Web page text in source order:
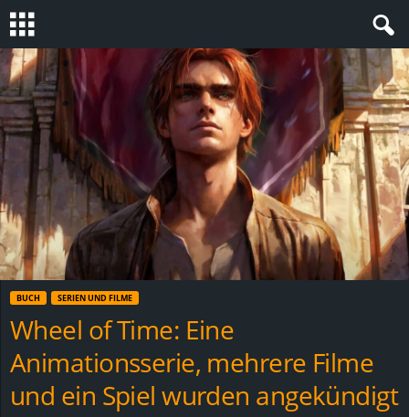
v
i
n
BUCH SERIEN UND FILME
Wheel of Time: Eine
Animationsserie, mehrere Filme
und ein Spiel wurden angekündigt